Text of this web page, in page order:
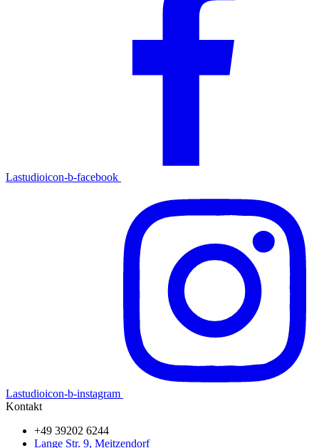
Lastudioicon-b-facebook
Lastudioicon-b-instagram
Kontakt
+49 39202 6244
Lange Str. 9, Meitzendorf